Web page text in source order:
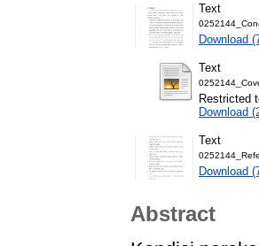
Text
Download
Text
Restricted
Download
Text
Download
Abstract